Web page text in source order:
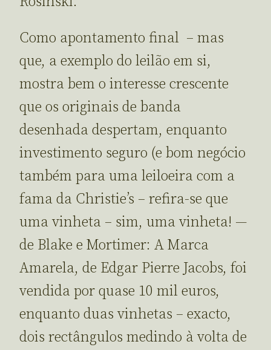
Como apontamento final – mas
que, a exemplo do leilão em si,
mostra bem o interesse crescente
que os originais de banda
desenhada despertam, enquanto
investimento seguro (e bom negócio
também para uma leiloeira com a
fama da Christie’s – refira-se que
uma vinheta – sim, uma vinheta! —
de Blake e Mortimer: A Marca
Amarela, de Edgar Pierre Jacobs, foi
vendida por quase 10 mil euros,
enquanto duas vinhetas – exacto,
dois rectângulos medindo à volta de